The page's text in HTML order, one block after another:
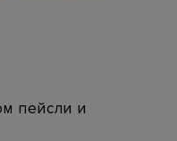
пейсли и